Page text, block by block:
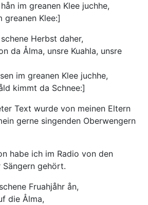
im greanen Klee juchhe,
greanen Klee:]
Herbst daher,
da Ålma, unsre Kuahla, unsre
im greanen Klee juchhe,
kimmt da Schnee:]
Text wurde von meinen Eltern
gerne singenden Oberwengern
habe ich im Radio von den
Sängern gehört.
Fruahjåhr ån,
die Ålma,